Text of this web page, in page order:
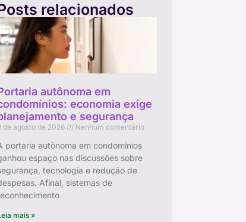
relacionados
autônoma em
economia exige
e segurança
de agosto de 2026 Nenhum comentário
portaria autônoma em condomínios
espaço nas discussões sobre
tecnologia e redução de
Afinal, sistemas de
mais »